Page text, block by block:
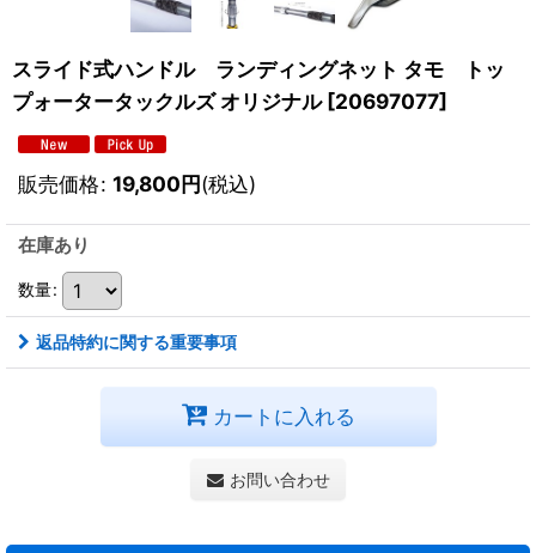
スライド式ハンドル ランディングネット タモ トッ
プォータータックルズ オリジナル [20697077]
販売価格: 19,800円(税込)
在庫あり
数量:
返品特約に関する重要事項
カートに入れる
お問い合わせ